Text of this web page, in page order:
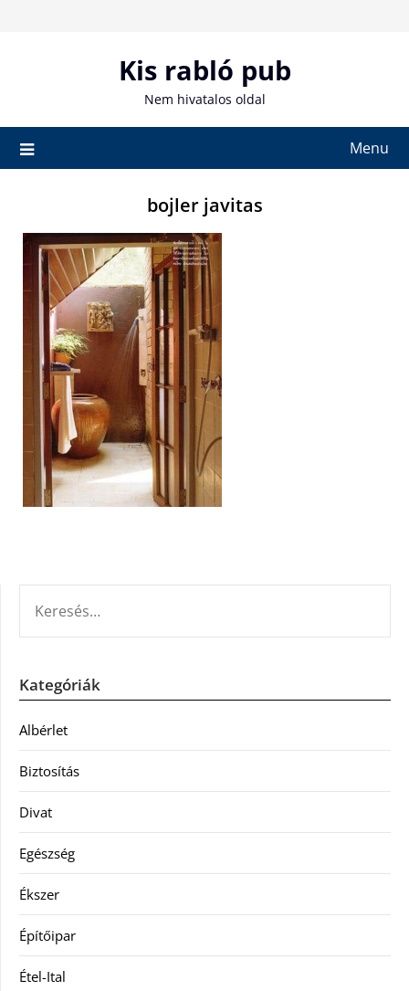
Kis rabló pub
Nem hivatalos oldal
Menu
bojler javitas
Kategóriák
Albérlet
Biztosítás
Divat
Egészség
Ékszer
Építőipar
Étel-Ital